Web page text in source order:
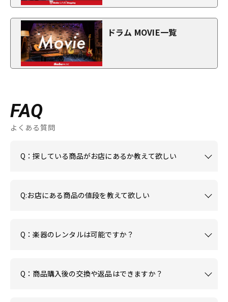
ドラム MOVIE一覧
FAQ
よくある質問
Q：探している商品がお店にあるか教えて欲しい
Q:お店にある商品の値段を教えて欲しい
Q：楽器のレンタルは可能ですか？
Q：商品購入後の交換や返品はできますか？